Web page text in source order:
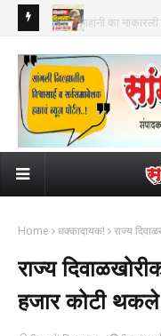
हजार कर्मचाऱ्यांना लाभ
Home धक्कादायक! राज्य
राज्य
हजार कोटी थकले